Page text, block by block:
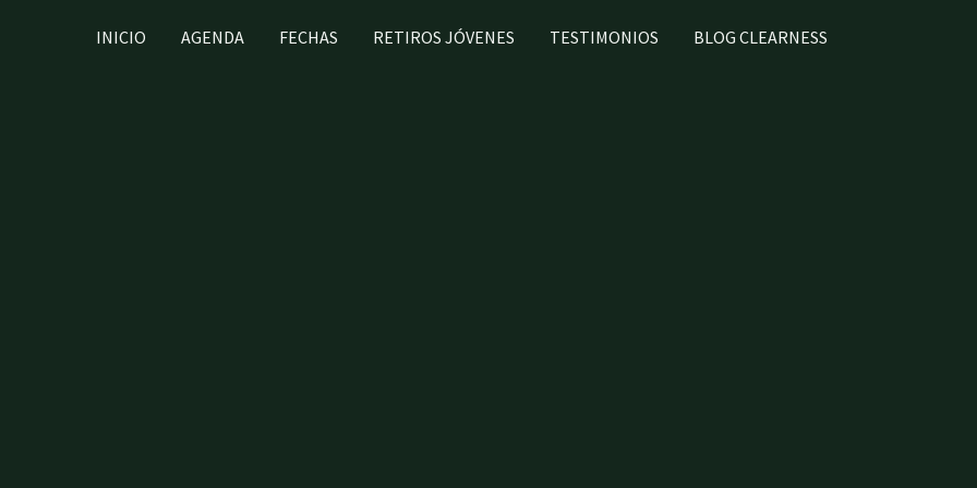
INICIO AGENDA FECHAS RETIROS JÓVENES TESTIMONIOS BLOG CLEARNESS